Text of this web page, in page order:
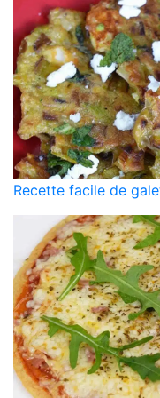
Recette facile de